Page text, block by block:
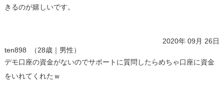
きるのが嬉しいです。
2020年 09月 26日
ten898 （28歳｜男性）
デモ口座の資金がないのでサポートに質問したらめちゃ口座に資金
をいれてくれたｗ